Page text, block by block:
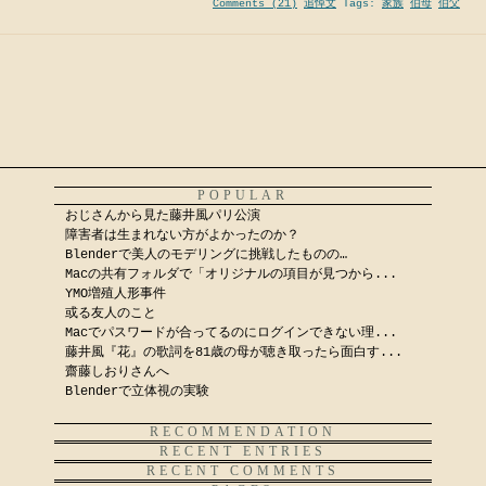
Comments (21) 追悼文 Tags: 家族 伯母 伯父
POPULAR
おじさんから見た藤井風パリ公演
障害者は生まれない方がよかったのか？
Blenderで美人のモデリングに挑戦したものの…
Macの共有フォルダで「オリジナルの項目が見つから...
YMO増殖人形事件
或る友人のこと
Macでパスワードが合ってるのにログインできない理...
藤井風『花』の歌詞を81歳の母が聴き取ったら面白す...
齋藤しおりさんへ
Blenderで立体視の実験
RECOMMENDATION
RECENT ENTRIES
RECENT COMMENTS